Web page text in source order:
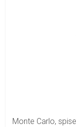
Monte Carlo,